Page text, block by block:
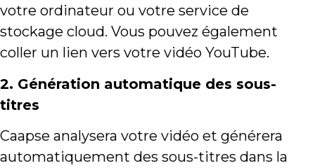
votre ordinateur ou votre service de
stockage cloud. Vous pouvez également
coller un lien vers votre vidéo YouTube.
2. Génération automatique des sous-
titres
Caapse analysera votre vidéo et générera
automatiquement des sous-titres dans la